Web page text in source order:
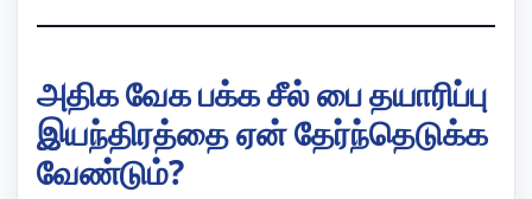
அதிக வேக பக்க சீல் பை தயாரிப்பு
இயந்திரத்தை ஏன் தேர்ந்தெடுக்க
வேண்டும்?